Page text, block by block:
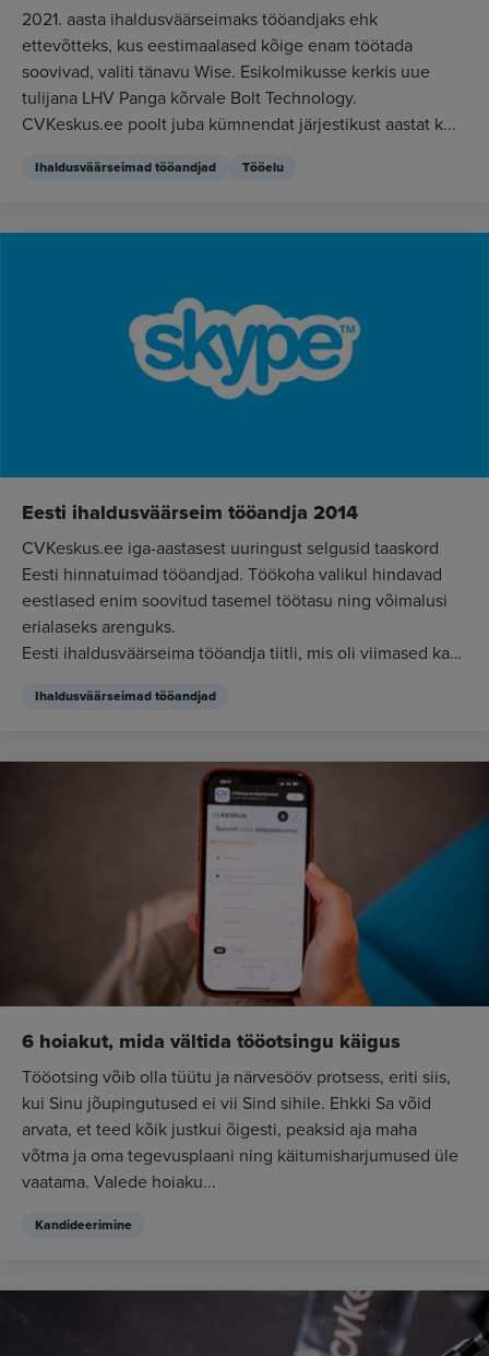
2021. aasta ihaldusväärseimaks tööandjaks ehk
ettevõtteks, kus eestimaalased kõige enam töötada
soovivad, valiti tänavu Wise. Esikolmikusse kerkis uue
tulijana LHV Panga kõrvale Bolt Technology.
CVKeskus.ee poolt juba kümnendat järjestikust aastat k...
Ihaldusväärseimad tööandjad Tööelu
Eesti ihaldusväärseim tööandja 2014
CVKeskus.ee iga-aastasest uuringust selgusid taaskord
Eesti hinnatuimad tööandjad. Töökoha valikul hindavad
eestlased enim soovitud tasemel töötasu ning võimalusi
erialaseks arenguks.
Eesti ihaldusväärseima tööandja tiitli, mis oli viimased kaks
Ihaldusväärseimad tööandjad
6 hoiakut, mida vältida tööotsingu käigus
Tööotsing võib olla tüütu ja närvesööv protsess, eriti siis,
kui Sinu jõupingutused ei vii Sind sihile. Ehkki Sa võid
arvata, et teed kõik justkui õigesti, peaksid aja maha
võtma ja oma tegevusplaani ning käitumisharjumused üle
vaatama. Valede hoiaku...
Kandideerimine